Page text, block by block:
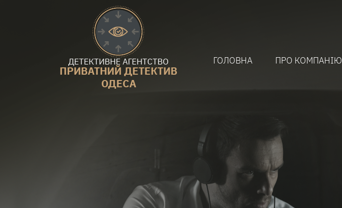
ДЕТЕКТИВНЕ АГЕНТСТВО
ПРИВАТНИЙ ДЕТЕКТИВ
ОДЕСА
ГОЛОВНА ПРО КОМПАНІЮ